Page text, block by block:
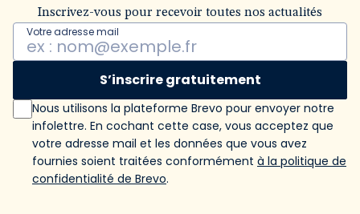
Inscrivez-vous pour recevoir toutes nos actualités
Votre adresse mail
S’inscrire gratuitement
Nous utilisons la plateforme Brevo pour envoyer notre
infolettre. En cochant cette case, vous acceptez que
votre adresse mail et les données que vous avez
fournies soient traitées conformément à la politique de
confidentialité de Brevo.